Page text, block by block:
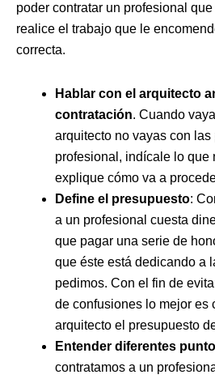
poder contratar un profesional
realice el trabajo que le
correcta.
Hablar con el arquitecto
contratación. Cuando
arquitecto no vayas con las
profesional, indícale lo que
explique cómo va a
Define el presupuesto:
a un profesional cuesta
que pagar una serie de
que éste está dedicando a
pedimos. Con el fin de
de confusiones lo mejor es
arquitecto el presupuesto
Entender diferentes
contratamos a un